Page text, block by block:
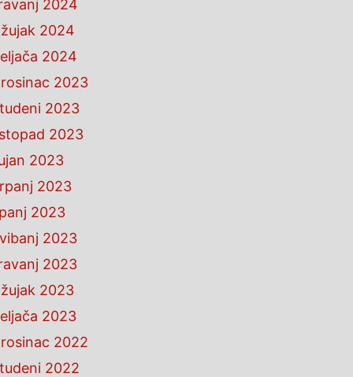
2024
2024
2024
2023
2023
2023
2023
2023
2023
2023
2023
2023
2023
2022
2022